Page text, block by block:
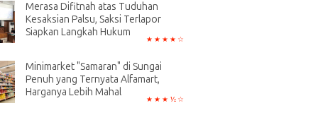
Merasa Difitnah atas Tuduhan
Kesaksian Palsu, Saksi Terlapor
Siapkan Langkah Hukum
Minimarket "Samaran" di Sungai
Penuh yang Ternyata Alfamart,
Harganya Lebih Mahal